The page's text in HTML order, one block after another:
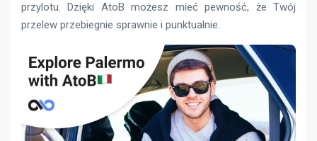
przylotu. Dzięki AtoB możesz mieć pewność, że Twój
przelew przebiegnie sprawnie i punktualnie.